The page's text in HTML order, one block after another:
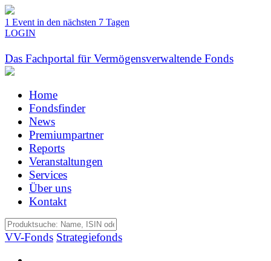
1 Event in den nächsten 7 Tagen
LOGIN
Das Fachportal für Vermögensverwaltende Fonds
Home
Fondsfinder
News
Premiumpartner
Reports
Veranstaltungen
Services
Über uns
Kontakt
VV-Fonds Strategiefonds